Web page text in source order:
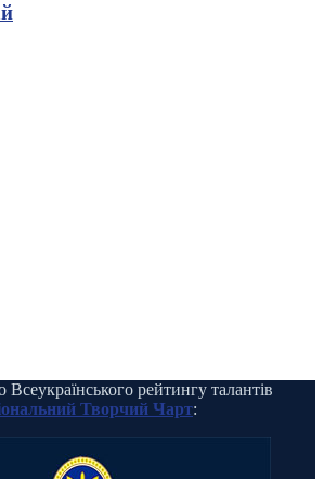
Всеукраїнського рейтингу талантів
Творчий Чарт: